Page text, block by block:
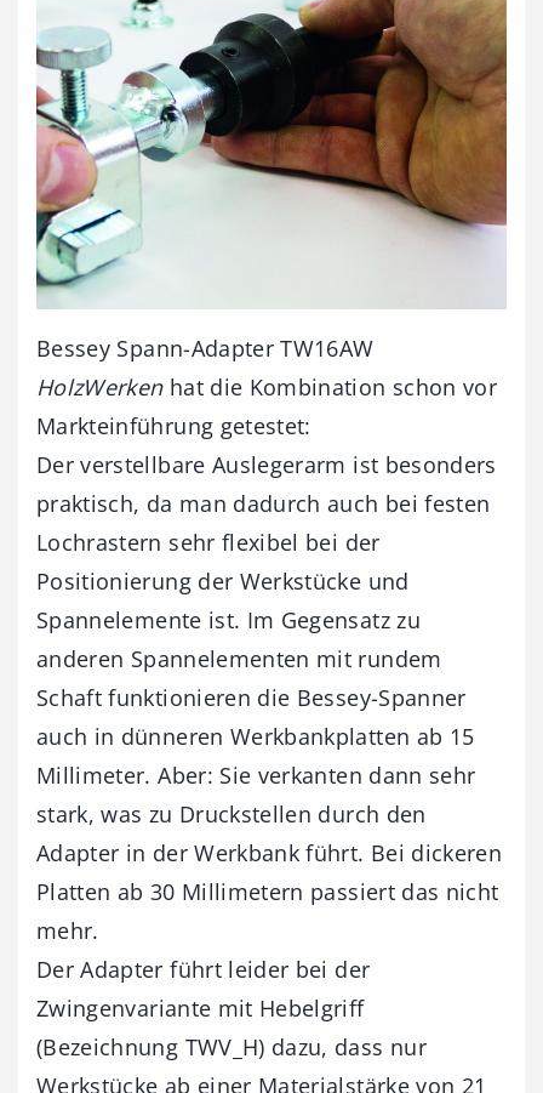
Bessey Spann-Adapter TW16AW
HolzWerkenhat die Kombination schon vor
Markteinführung getestet:
Der verstellbare Auslegerarm ist besonders
praktisch, da man dadurch auch bei festen
Lochrastern sehr flexibel bei der
Positionierung der Werkstücke und
Spannelemente ist. Im Gegensatz zu
anderen Spannelementen mit rundem
Schaft funktionieren die Bessey-Spanner
auch in dünneren Werkbankplatten ab 15
Millimeter. Aber: Sie verkanten dann sehr
stark, was zu Druckstellen durch den
Adapter in der Werkbank führt. Bei dickeren
Platten ab 30 Millimetern passiert das nicht
mehr.
Der Adapter führt leider bei der
Zwingenvariante mit Hebelgriff
(Bezeichnung TWV_H) dazu, dass nur
Werkstücke ab einer Materialstärke von 21